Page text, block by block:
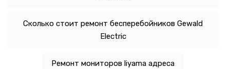
Сколько стоит ремонт бесперебойников Gewald
Electric
Ремонт мониторов liyama адреса